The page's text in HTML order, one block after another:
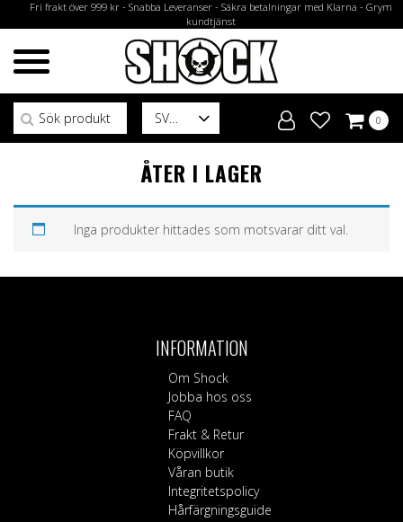
Fri frakt över 999 kr - Snabba Leveranser - Säkra betalningar med Klarna - Grym
kundtjänst
SV
Sök efter:
0
ÅTER I LAGER
Inga produkter hittades som motsvarar ditt val.
INFORMATION
Om Shock
Jobba hos oss
FAQ
Frakt & Retur
Köpvillkor
Våran butik
Integritetspolicy
Hårfärgningsguide